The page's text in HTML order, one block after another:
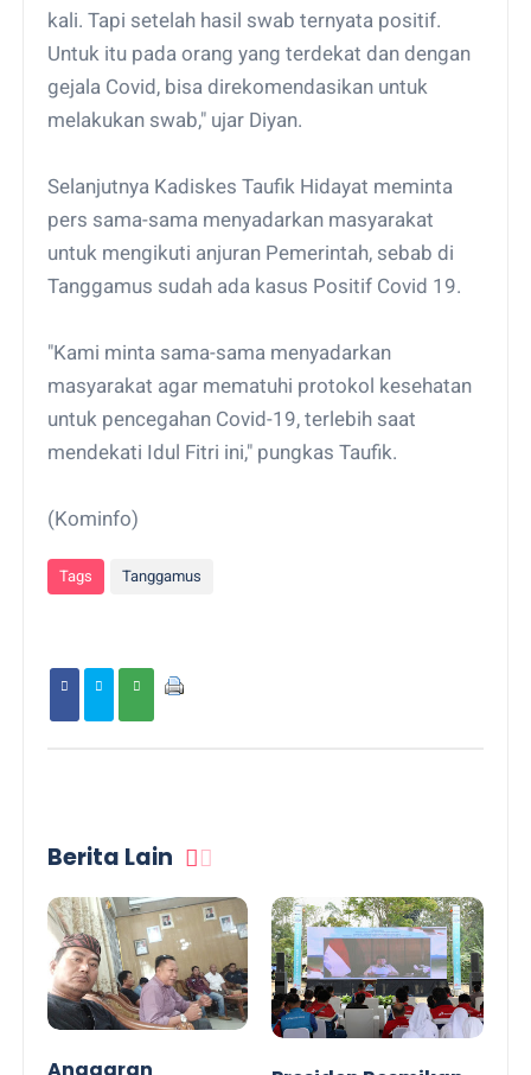
kali. Tapi setelah hasil swab ternyata positif.
Untuk itu pada orang yang terdekat dan dengan
gejala Covid, bisa direkomendasikan untuk
melakukan swab," ujar Diyan.
Selanjutnya Kadiskes Taufik Hidayat meminta
pers sama-sama menyadarkan masyarakat
untuk mengikuti anjuran Pemerintah, sebab di
Tanggamus sudah ada kasus Positif Covid 19.
"Kami minta sama-sama menyadarkan
masyarakat agar mematuhi protokol kesehatan
untuk pencegahan Covid-19, terlebih saat
mendekati Idul Fitri ini," pungkas Taufik.
(Kominfo)
Tags Tanggamus
Berita Lain